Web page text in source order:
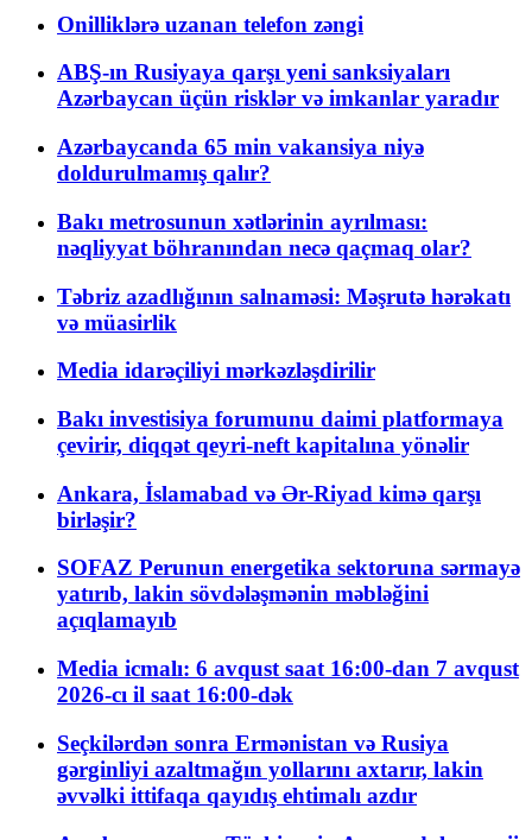
Onilliklərə uzanan telefon zəngi
ABŞ-ın Rusiyaya qarşı yeni sanksiyaları
Azərbaycan üçün risklər və imkanlar yaradır
Azərbaycanda 65 min vakansiya niyə
doldurulmamış qalır?
Bakı metrosunun xətlərinin ayrılması:
nəqliyyat böhranından necə qaçmaq olar?
Təbriz azadlığının salnaməsi: Məşrutə hərəkatı
və müasirlik
Media idarəçiliyi mərkəzləşdirilir
Bakı investisiya forumunu daimi platformaya
çevirir, diqqət qeyri-neft kapitalına yönəlir
Ankara, İslamabad və Ər-Riyad kimə qarşı
birləşir?
SOFAZ Perunun energetika sektoruna sərmayə
yatırıb, lakin sövdələşmənin məbləğini
açıqlamayıb
Media icmalı: 6 avqust saat 16:00-dan 7 avqust
2026-cı il saat 16:00-dək
Seçkilərdən sonra Ermənistan və Rusiya
gərginliyi azaltmağın yollarını axtarır, lakin
əvvəlki ittifaqa qayıdış ehtimalı azdır